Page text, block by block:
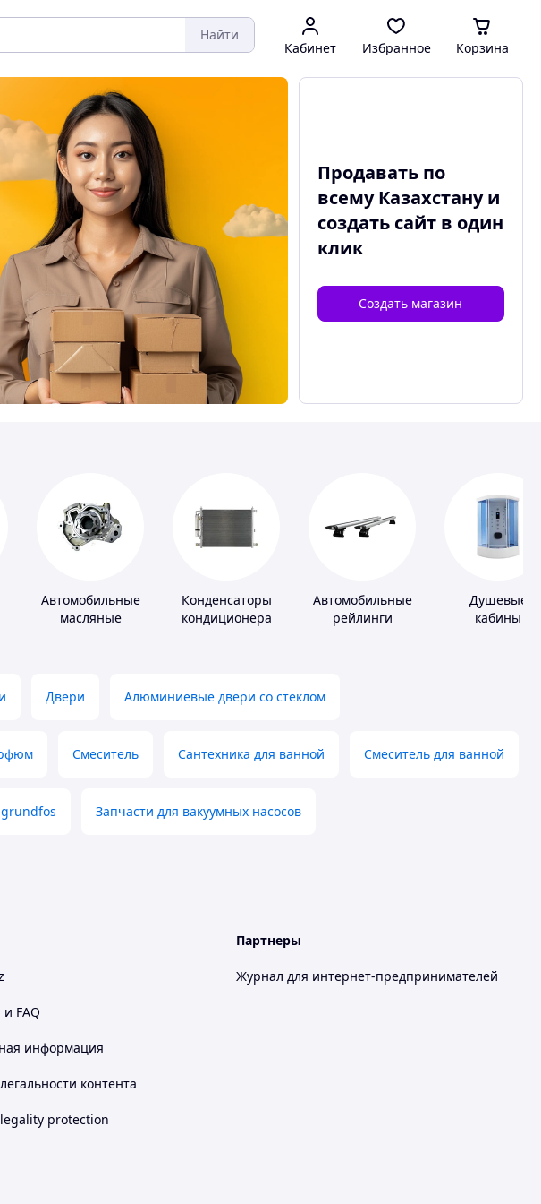
Найти
Кабинет Избранное Корзина
Продавать по
всему Казахстану и
создать сайтв один
клик
Создать магазин
Автомобильные
масляные
Конденсаторы
кондиционера
Автомобильные
рейлинги
Душевые
кабины
Двери Алюминиевые двери со стеклом
Смеситель Сантехника для ванной Смеситель для ванной
grundfos Запчасти для вакуумных насосов
FAQ
информация
контента
protection
Партнеры
Журнал для интернет-предпринимателей